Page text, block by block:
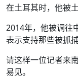
在土耳其时，他被
2014年，他被调往
表示支持那些被抓捕
请这样一位记者来
易见。